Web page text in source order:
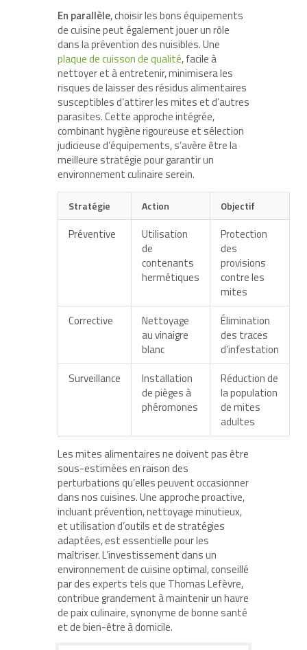
En parallèle, choisir les bons équipements
de cuisine peut également jouer un rôle
dans la prévention des nuisibles. Une
plaque de cuisson de qualité, facile à
nettoyer et à entretenir, minimisera les
risques de laisser des résidus alimentaires
susceptibles d’attirer les mites et d’autres
parasites. Cette approche intégrée,
combinant hygiène rigoureuse et sélection
judicieuse d’équipements, s’avère être la
meilleure stratégie pour garantir un
environnement culinaire serein.
Stratégie Action Objectif
Préventive
Utilisation
de
contenants
hermétiques
Protection
des
provisions
contre les
mites
Corrective
Nettoyage
au vinaigre
blanc
Élimination
des traces
d’infestation
Surveillance
Installation
de pièges à
phéromones
Réduction de
la population
de mites
adultes
Les mites alimentaires ne doivent pas être
sous-estimées en raison des
perturbations qu’elles peuvent occasionner
dans nos cuisines. Une approche proactive,
incluant prévention, nettoyage minutieux,
et utilisation d’outils et de stratégies
adaptées, est essentielle pour les
maîtriser. L’investissement dans un
environnement de cuisine optimal, conseillé
par des experts tels que Thomas Lefèvre,
contribue grandement à maintenir un havre
de paix culinaire, synonyme de bonne santé
et de bien-être à domicile.